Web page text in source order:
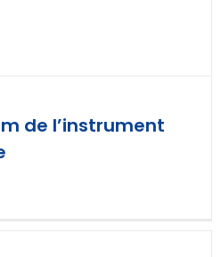
de l’instrument